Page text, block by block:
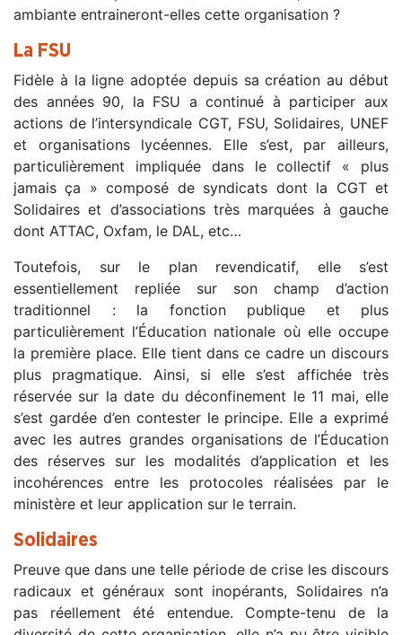
ambiante entraineront-elles cette organisation ?
La FSU
Fidèle à la ligne adoptée depuis sa création au début
des années 90, la FSU a continué à participer aux
actions de l’intersyndicale CGT, FSU, Solidaires, UNEF
et organisations lycéennes. Elle s’est, par ailleurs,
particulièrement impliquée dans le collectif « plus
jamais ça » composé de syndicats dont la CGT et
Solidaires et d’associations très marquées à gauche
dont ATTAC, Oxfam, le DAL, etc…
Toutefois, sur le plan revendicatif, elle s’est
essentiellement repliée sur son champ d’action
traditionnel : la fonction publique et plus
particulièrement l’Éducation nationale où elle occupe
la première place. Elle tient dans ce cadre un discours
plus pragmatique. Ainsi, si elle s’est affichée très
réservée sur la date du déconfinement le 11 mai, elle
s’est gardée d’en contester le principe. Elle a exprimé
avec les autres grandes organisations de l’Éducation
des réserves sur les modalités d’application et les
incohérences entre les protocoles réalisées par le
ministère et leur application sur le terrain.
Solidaires
Preuve que dans une telle période de crise les discours
radicaux et généraux sont inopérants, Solidaires n’a
pas réellement été entendue. Compte-tenu de la